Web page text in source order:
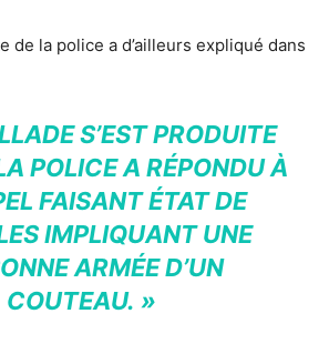
de la police a d’ailleurs expliqué dans
S’EST PRODUITE
POLICE A RÉPONDU À
FAISANT ÉTAT DE
IMPLIQUANT UNE
ARMÉE D’UN
COUTEAU. »